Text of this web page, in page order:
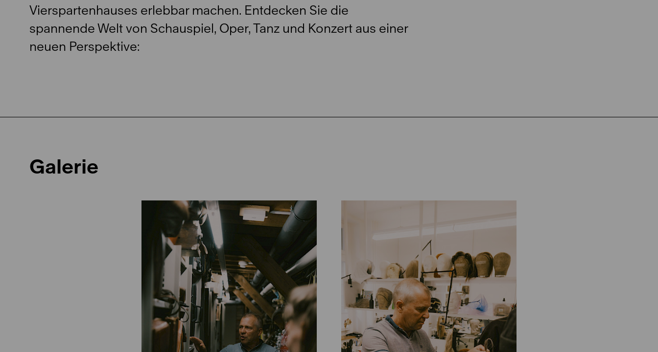
Vierspartenhauses erlebbar machen. Entdecken Sie die
spannende Welt von Schauspiel, Oper, Tanz und Konzert aus einer
neuen Perspektive:
Galerie